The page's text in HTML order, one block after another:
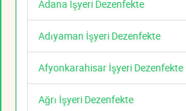
Adana İşyeri Dezenfekte
Adıyaman İşyeri Dezenfekte
Afyonkarahisar İşyeri Dezenfekte
Ağrı İşyeri Dezenfekte